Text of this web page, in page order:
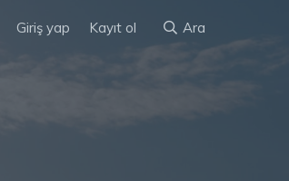
Giriş yap Kayıt ol Ara